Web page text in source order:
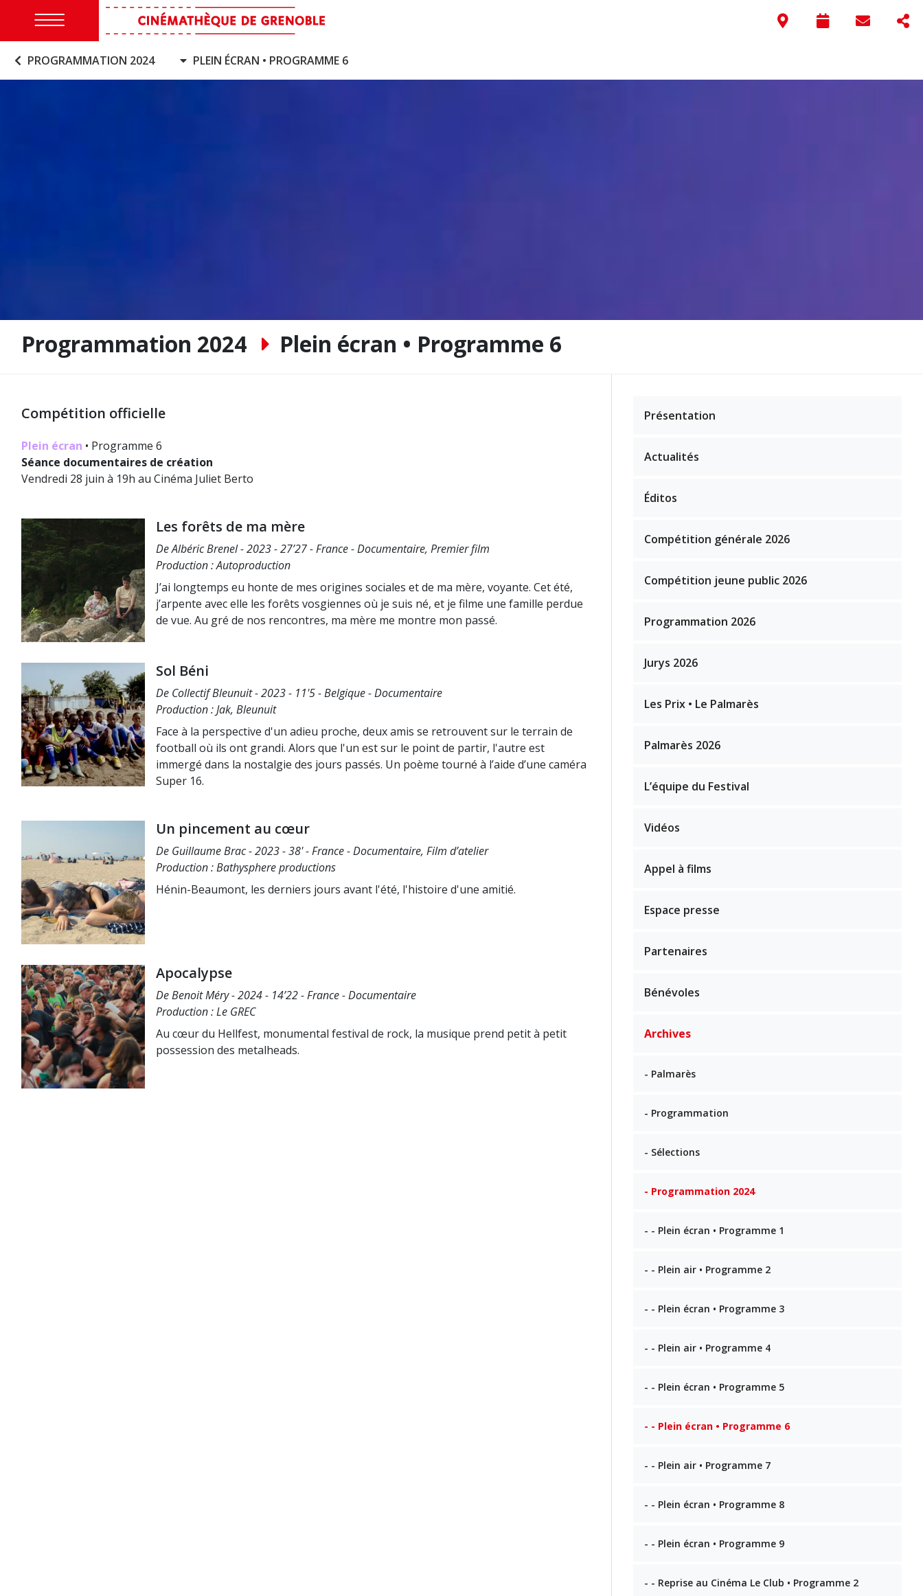
PROGRAMMATION 2024 PLEIN ÉCRAN • PROGRAMME 6
Programmation 2024 Plein écran • Programme 6
Compétition officielle
Plein écran • Programme 6
Séance documentaires de création
Vendredi 28 juin à 19h au Cinéma Juliet Berto
Les forêts de ma mère
De Albéric Brenel - 2023 - 27’27 - France - Documentaire, Premier film
Production : Autoproduction
J’ai longtemps eu honte de mes origines sociales et de ma mère, voyante. Cet été,
j’arpente avec elle les forêts vosgiennes où je suis né, et je filme une famille perdue
de vue. Au gré de nos rencontres, ma mère me montre mon passé.
Sol Béni
De Collectif Bleunuit - 2023 - 11'5 - Belgique - Documentaire
Production : Jak, Bleunuit
Face à la perspective d'un adieu proche, deux amis se retrouvent sur le terrain de
football où ils ont grandi. Alors que l'un est sur le point de partir, l'autre est
immergé dans la nostalgie des jours passés. Un poème tourné à l’aide d’une caméra
Super 16.
Un pincement au cœur
De Guillaume Brac - 2023 - 38' - France - Documentaire, Film d’atelier
Production : Bathysphere productions
Hénin-Beaumont, les derniers jours avant l'été, l'histoire d'une amitié.
Apocalypse
De Benoit Méry - 2024 - 14’22 - France - Documentaire
Production : Le GREC
Au cœur du Hellfest, monumental festival de rock, la musique prend petit à petit
possession des metalheads.
Présentation
Actualités
Éditos
Compétition générale 2026
Compétition jeune public 2026
Programmation 2026
Jurys 2026
Les Prix • Le Palmarès
Palmarès 2026
L’équipe du Festival
Vidéos
Appel à films
Espace presse
Partenaires
Bénévoles
Archives
- Palmarès
- Programmation
- Sélections
- Programmation 2024
- - Plein écran • Programme 1
- - Plein air • Programme 2
- - Plein écran • Programme 3
- - Plein air • Programme 4
- - Plein écran • Programme 5
- - Plein écran • Programme 6
- - Plein air • Programme 7
- - Plein écran • Programme 8
- - Plein écran • Programme 9
- - Reprise au Cinéma Le Club • Programme 2